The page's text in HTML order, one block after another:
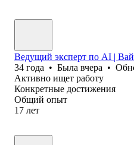
Ведущий эксперт по AI |
34 года • Была вчера •
Активно ищет работу
Конкретные достижения
Общий опыт
17 лет